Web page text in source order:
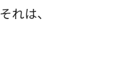
それは、